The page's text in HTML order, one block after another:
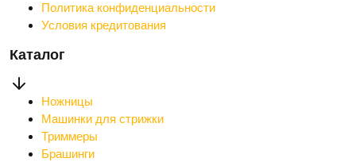
Политика конфиденциальности
Условия кредитования
Каталог
Ножницы
Машинки для стрижки
Триммеры
Брашинги